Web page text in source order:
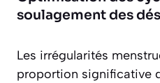
soulagement des
Les irrégularités
proportion significative